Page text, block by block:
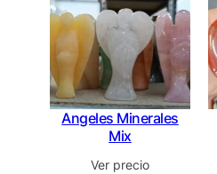
Angeles Minerales
Mix
Ver precio